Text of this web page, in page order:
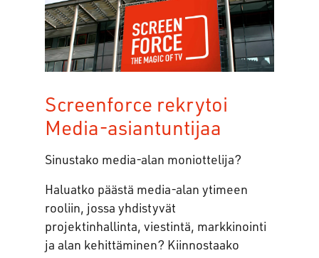
Screenforce rekrytoi
Media-asiantuntijaa
Sinustako media-alan moniottelija?
Haluatko päästä media-alan ytimeen
rooliin, jossa yhdistyvät
projektinhallinta, viestintä, markkinointi
ja alan kehittäminen? Kiinnostaako